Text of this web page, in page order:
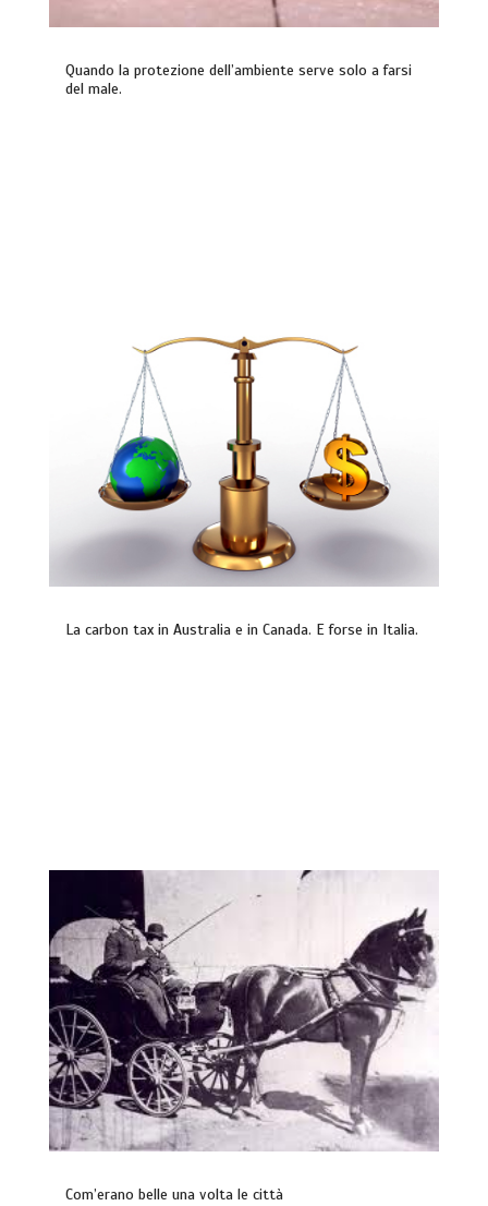
Quando la protezione dell’ambiente serve solo a farsi
del male.
La carbon tax in Australia e in Canada. E forse in Italia.
Com’erano belle una volta le città